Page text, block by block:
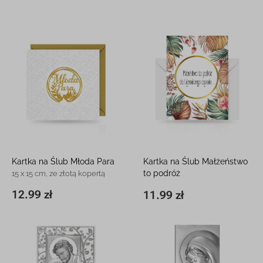
Kartka na Ślub Młoda Para
15 x 15 cm, ze złotą kopertą
12.99 zł
15 x 15 cm
Kartka na Ślub Małżeństwo
to podróż
11.99 zł
11,8 x 16,2 cm